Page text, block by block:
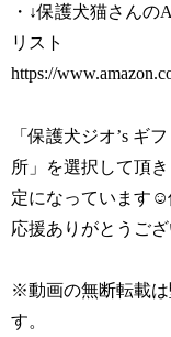
・↓保護犬猫さんの
リスト
https://
「保護犬ジオ’s ギ
所」を選択して頂
定になっています☺
応援ありがとうござ
※動画の無断転載は
す。